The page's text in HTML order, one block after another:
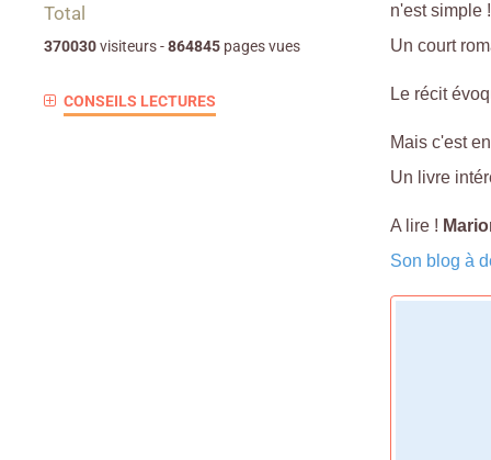
n'est simple !
Un court
Le récit
Mais c'est
Un livre
A lire !
Son blog à
Total
370030visiteurs -864845 pages vues
CONSEILS LECTURES